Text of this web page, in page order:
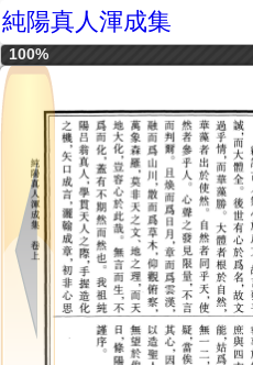
純陽真人渾成集
100%